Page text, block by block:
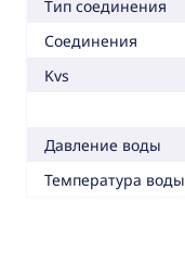
Тип соединения
Соединения
Kvs
Давление воды
Температура воды